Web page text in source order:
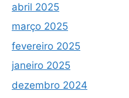
abril 2025
março 2025
fevereiro 2025
janeiro 2025
dezembro 2024